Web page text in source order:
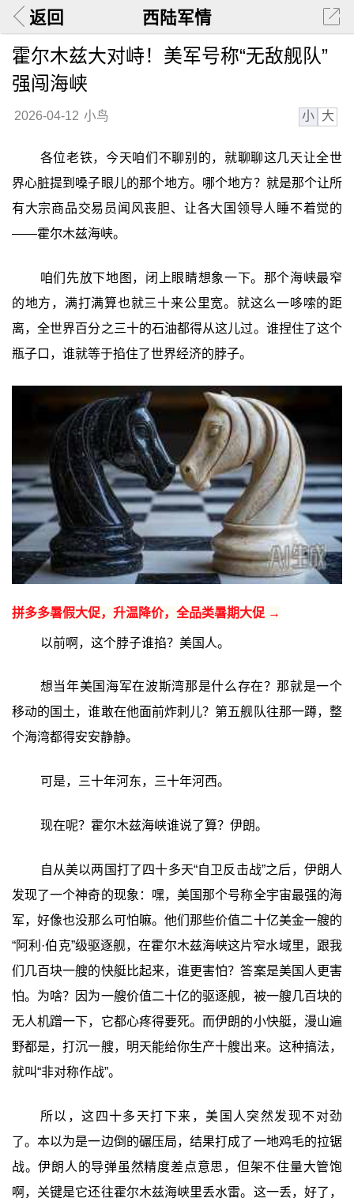
返回 西陆军情
霍尔木兹大对峙！美军号称“无敌舰队”
强闯海峡
2026-04-12 小鸟 小 大
各位老铁，今天咱们不聊别的，就聊聊这几天让全世
界心脏提到嗓子眼儿的那个地方。哪个地方？就是那个让所
有大宗商品交易员闻风丧胆、让各大国领导人睡不着觉的
——霍尔木兹海峡。
咱们先放下地图，闭上眼睛想象一下。那个海峡最窄
的地方，满打满算也就三十来公里宽。就这么一哆嗦的距
离，全世界百分之三十的石油都得从这儿过。谁捏住了这个
瓶子口，谁就等于掐住了世界经济的脖子。
拼多多暑假大促，升温降价，全品类暑期大促 →
以前啊，这个脖子谁掐？美国人。
想当年美国海军在波斯湾那是什么存在？那就是一个
移动的国土，谁敢在他面前炸刺儿？第五舰队往那一蹲，整
个海湾都得安安静静。
可是，三十年河东，三十年河西。
现在呢？霍尔木兹海峡谁说了算？伊朗。
自从美以两国打了四十多天“自卫反击战”之后，伊朗人
发现了一个神奇的现象：嘿，美国那个号称全宇宙最强的海
军，好像也没那么可怕嘛。他们那些价值二十亿美金一艘的
“阿利·伯克”级驱逐舰，在霍尔木兹海峡这片窄水域里，跟我
们几百块一艘的快艇比起来，谁更害怕？答案是美国人更害
怕。为啥？因为一艘价值二十亿的驱逐舰，被一艘几百块的
无人机蹭一下，它都心疼得要死。而伊朗的小快艇，漫山遍
野都是，打沉一艘，明天能给你生产十艘出来。这种搞法，
就叫“非对称作战”。
所以，这四十多天打下来，美国人突然发现不对劲
了。本以为是一边倒的碾压局，结果打成了一地鸡毛的拉锯
战。伊朗人的导弹虽然精度差点意思，但架不住量大管饱
啊，关键是它还往霍尔木兹海峡里丢水雷。这一丢，好了，